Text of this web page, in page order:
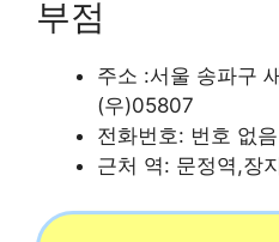
부점
주소 :서울 송파구
(우)05807
전화번호: 번호 없음
근처 역: 문정역,장